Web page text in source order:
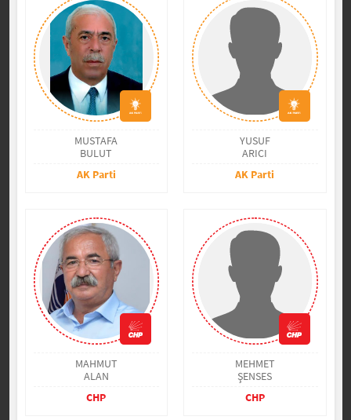
MUSTAFA
BULUT
AK Parti
YUSUF
ARICI
AK Parti
MAHMUT
ALAN
CHP
MEHMET
ŞENSES
CHP